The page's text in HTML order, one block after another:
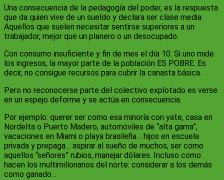
Una consecuencia de la pedagogía del poder, es la respuesta
que da quien vive de un sueldo y declara ser clase media:
Aquellos que suelen necesitar sentirse superiores a un
trabajador, mejor que un planero o un desocupado.
Con consumo insuficiente y fin de mes el día 10. Si uno mide
los ingresos, la mayor parte de la población ES POBRE. Es
decir, no consigue recursos para cubrir la canasta básica.
Pero no reconocerse parte del colectivo explotado es verse
en un espejo deforme y se actúa en consecuencia.
Por ejemplo: querer ser como esa minoría con yate, casa en
Nordelta o Puerto Madero, automóviles de “alta gama”,
vacaciones en Miami o playa brasileña… hijos en escuela
privada y prepaga… aspirar al sueño de muchos, ser como
aquellos “señores” rubios, manejar dólares. Incluso como
hacen los multimillonarios del norte: considerar a los demás
como ganado…